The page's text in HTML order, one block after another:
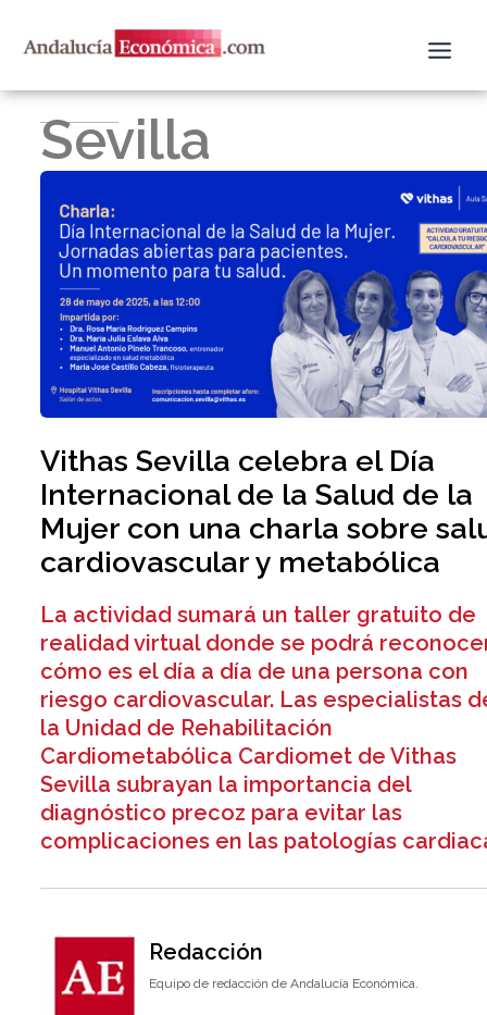
Sevilla
Vithas Sevilla celebra el Día
Internacional de la Salud de la
Mujer con una charla sobre
cardiovascular y metabólica
La actividad sumará un taller gratuito de
realidad virtual donde se podrá
cómo es el día a día de una persona con
riesgo cardiovascular. Las especialistas
la Unidad de Rehabilitación
Cardiometabólica Cardiomet de Vithas
Sevilla subrayan la importancia del
diagnóstico precoz para evitar las
complicaciones en las patologías
Redacción
Equipo de redacción de Andalucía Económica.